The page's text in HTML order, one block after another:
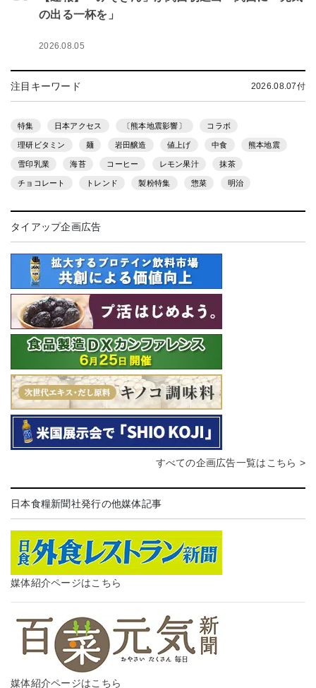
の出る一杯を」
2026.08.05
注目キーワード 2026.08.07付
特集 日本アクセス 〔熊本地震影響〕 コラボ
理研ビタミン 麺 岩田醸造 値上げ 中食 熊本地震
雪印乳業 海苔 コーヒー レモン果汁 抹茶
チョコレート トレンド 製粉特集 惣菜 明治
タイアップ企画広告
すべての企画広告一覧はこちら >
日本食糧新聞社発行の他媒体記事
媒体紹介ページはこちら
媒体紹介ページはこちら